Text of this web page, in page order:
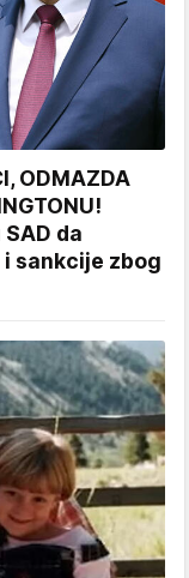
ODMAZDA
da
sankcije zbog